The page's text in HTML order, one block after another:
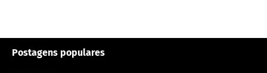
Postagens populares